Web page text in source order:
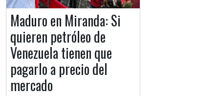
Maduro en Miranda: Si
quieren petróleo de
Venezuela tienen que
pagarlo a precio del
mercado